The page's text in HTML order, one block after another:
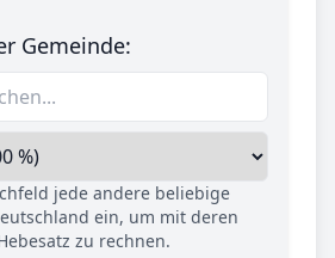
Gemeinde:
jede andere beliebige
ein, um mit deren
zu rechnen.